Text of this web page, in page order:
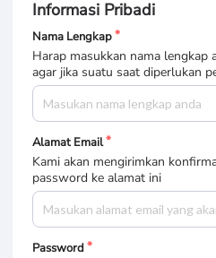
Informasi Pribadi
Nama Lengkap
Harap masukkan nama lengkap
agar jika suatu saat diperlukan
Alamat Email
Kami akan mengirimkan
password ke alamat ini
Password